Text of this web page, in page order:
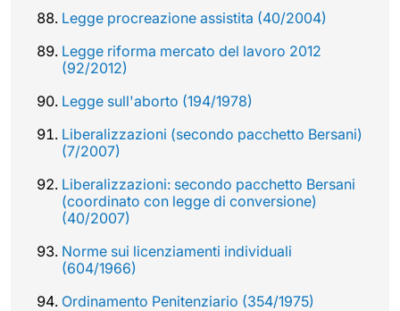
Legge procreazione assistita (40/2004)
Legge riforma mercato del lavoro 2012
(92/2012)
Legge sull'aborto (194/1978)
Liberalizzazioni (secondo pacchetto Bersani)
(7/2007)
Liberalizzazioni: secondo pacchetto Bersani
(coordinato con legge di conversione)
(40/2007)
Norme sui licenziamenti individuali
(604/1966)
Ordinamento Penitenziario (354/1975)